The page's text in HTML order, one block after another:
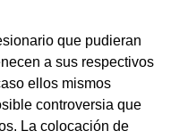
que pudieran
a sus respectivos
ellos mismos
controversia que
La colocación de